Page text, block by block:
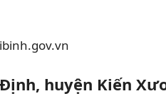
huyện Kiến